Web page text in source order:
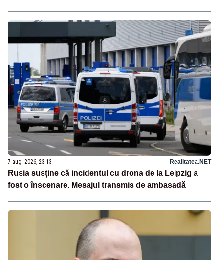
7 aug. 2026, 23:13 Realitatea.NET
Rusia susține că incidentul cu drona de la Leipzig a
fost o înscenare. Mesajul transmis de ambasadă